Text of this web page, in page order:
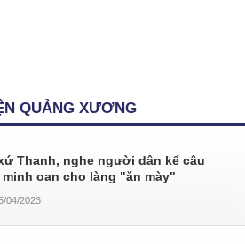
QUẢNG XƯƠNG
Thanh, nghe người dân kể câu
oan cho làng "ăn mày"
04/2023